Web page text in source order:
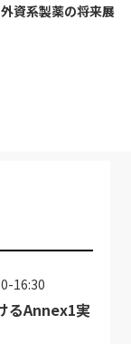
資系製薬の将来展
16:30
るAnnex1実